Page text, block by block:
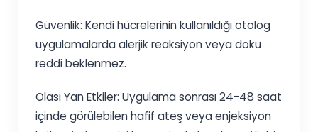
Güvenlik: Kendi hücrelerinin kullanıldığı otolog
uygulamalarda alerjik reaksiyon veya doku
reddi beklenmez.
Olası Yan Etkiler: Uygulama sonrası 24-48 saat
içinde görülebilen hafif ateş veya enjeksiyon